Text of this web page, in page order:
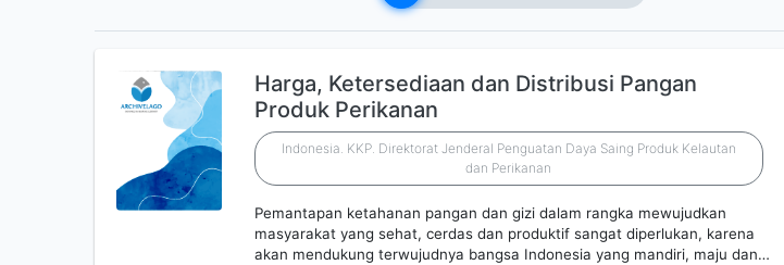
Harga, Ketersediaan dan Distribusi Pangan
Produk Perikanan
Indonesia. KKP. Direktorat Jenderal Penguatan Daya Saing Produk Kelautan
dan Perikanan
Pemantapan ketahanan pangan dan gizi dalam rangka mewujudkan
masyarakat yang sehat, cerdas dan produktif sangat diperlukan, karena
akan mendukung terwujudnya bangsa Indonesia yang mandiri, maju dan…